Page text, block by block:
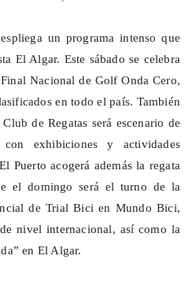
un programa intenso que
El Algar. Este sábado se celebra
Nacional de Golf Onda Cero,
en todo el país. También
de Regatas será escenario de
exhibiciones y actividades
Puerto acogerá además la regata
el domingo será el turno de la
de Trial Bici en Mundo Bici,
nivel internacional, así como la
en El Algar.